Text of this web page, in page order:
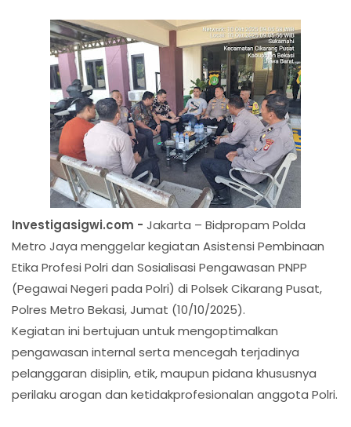
Investigasigwi.com - Jakarta – Bidpropam Polda
Metro Jaya menggelar kegiatan Asistensi Pembinaan
Etika Profesi Polri dan Sosialisasi Pengawasan PNPP
(Pegawai Negeri pada Polri) di Polsek Cikarang Pusat,
Polres Metro Bekasi, Jumat (10/10/2025).
Kegiatan ini bertujuan untuk mengoptimalkan
pengawasan internal serta mencegah terjadinya
pelanggaran disiplin, etik, maupun pidana khususnya
perilaku arogan dan ketidakprofesionalan anggota Polri.